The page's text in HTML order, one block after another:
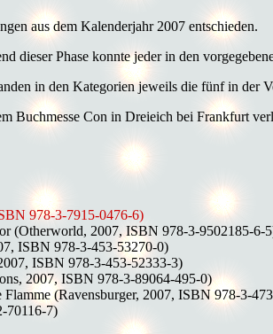
aus dem Kalenderjahr 2007 entschieden.
Phase konnte jeder in den
in den Kategorien jeweils die fünf in der
Buchmesse Con in Dreieich bei Frankfurt
978-3-7915-0476-6)
(Otherworld, 2007, ISBN 978-3-9502185-6-
ISBN 978-3-453-53270-0)
ISBN 978-3-453-52333-3)
2007, ISBN 978-3-89064-495-0)
(Ravensburger, 2007, ISBN 978-3-
70116-7)